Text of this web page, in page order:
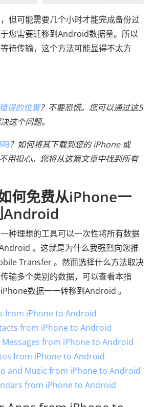
但可能需要几个小时才能完成备份过
您需要迁移到Android数据量。所以
待传输，这个方法可能显得不太方
误的位置？不要恐慌。您可以通过这5
这个问题。
？如何将其下载到您的 iPhone 或
用担心。您将从这篇文章中找到所有
何免费从iPhone一
Android
种理想的工具可以一次性将所有数据
。这就是为什么我强烈向您推
Transfer 。然而选择什么方法取决
输多个类别的数据，可以查看本指
数据一一转移到Android 。
from iPhone to Android
from iPhone to Android
from iPhone to Android
from iPhone to Android
and Music from iPhone to Android
from iPhone to Android